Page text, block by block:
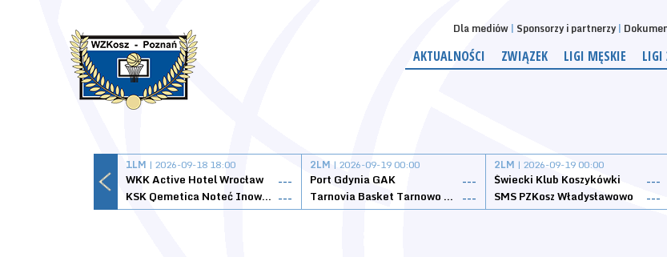
Dla mediów Sponsorzy i partnerzy
AKTUALNOŚCI ZWIĄZEK LIGI MĘSKIE LIGI
1LM | 2026-09-18 18:00
WKK Active Hotel Wrocław
---
KSK Qemetica Noteć Inowrocław ---
2LM | 2026-09-19 00:00
Port Gdynia GAK
---
Tarnovia Basket Tarnowo Podgórne ---
2LM | 2026-09-19 00:00
Świecki Klub Koszykówki
---
SMS PZKosz Władysławowo
---